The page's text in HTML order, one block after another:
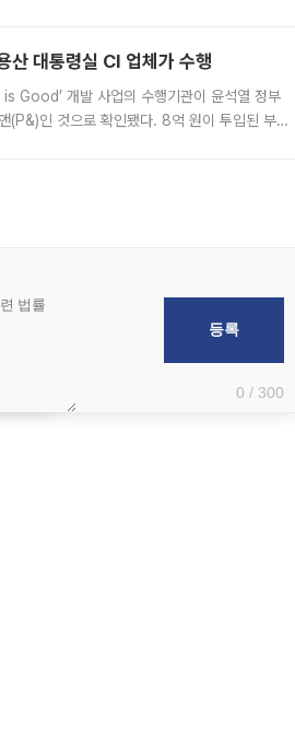
대통령실 CI 업체가 수행
Good’ 개발 사업의 수행기관이 윤석열 정부
(P&)인 것으로 확인됐다. 8억 원이 투입된 부산
0 / 300